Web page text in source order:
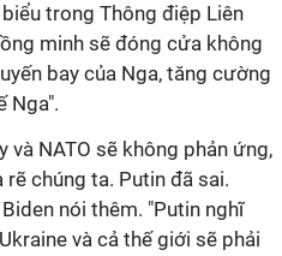
trong Thông điệp Liên
minh sẽ đóng cửa không
bay của Nga, tăng cường
Nga".
và NATO sẽ không phản ứng,
chúng ta. Putin đã sai.
nói thêm. "Putin nghĩ
và cả thế giới sẽ phải